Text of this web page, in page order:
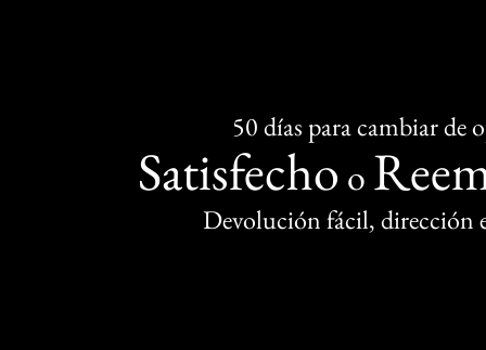
50 días para cambiar de
Satisfecho o
Devolución fácil, dirección